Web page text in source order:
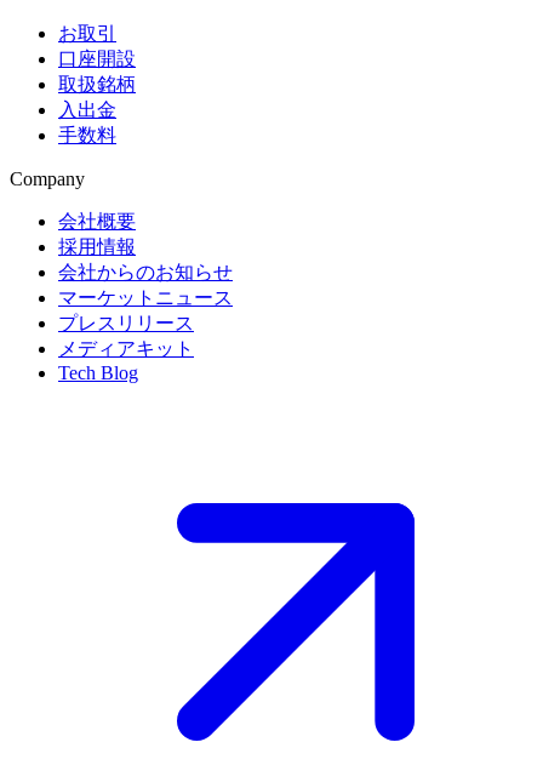
お取引
口座開設
取扱銘柄
入出金
手数料
Company
会社概要
採用情報
会社からのお知らせ
マーケットニュース
プレスリリース
メディアキット
Tech Blog